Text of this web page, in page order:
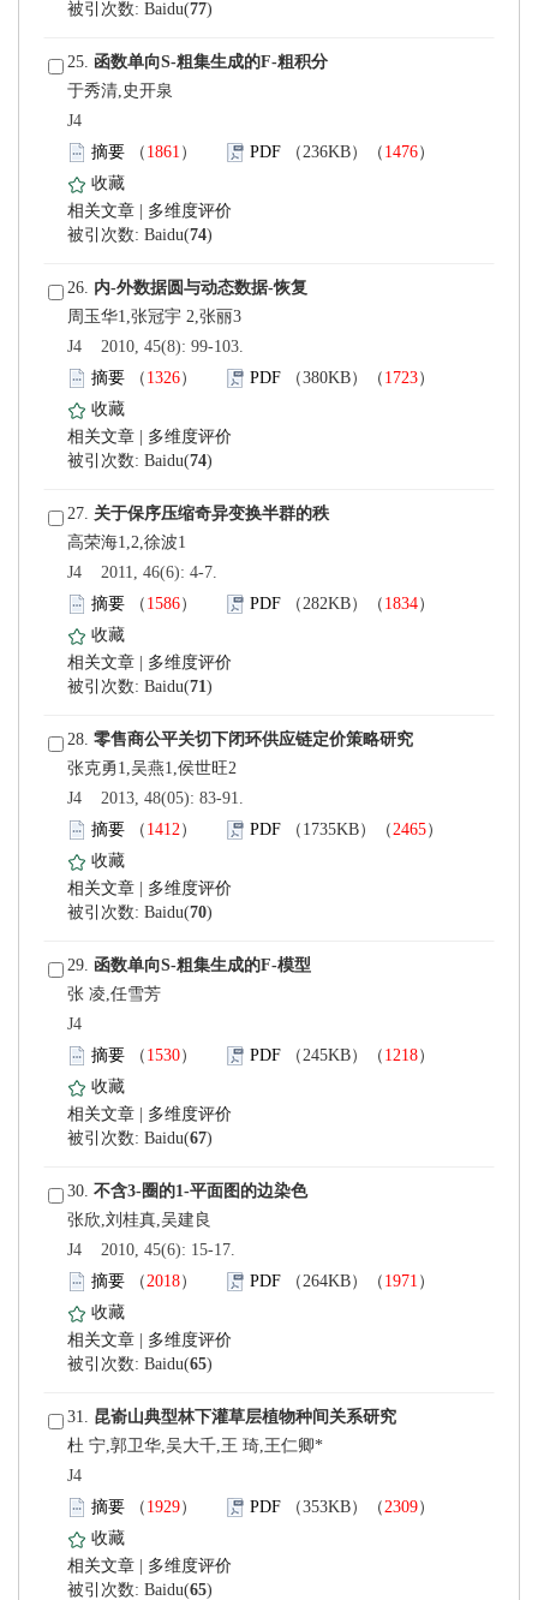
)
25.
于秀清,史开泉
J4
）
）
|
)
26.
J4 2010, 45(8): 99-103.
）
）
|
)
27.
J4 2011, 46(6): 4-7.
）
）
|
)
28.
J4 2013, 48(05): 83-91.
）
）
|
)
29.
张 凌,任雪芳
J4
）
）
|
)
30.
J4 2010, 45(6): 15-17.
）
）
|
)
31.
杜 宁,郭卫华,吴大千,王 琦,王仁卿*
J4
）
）
|
)